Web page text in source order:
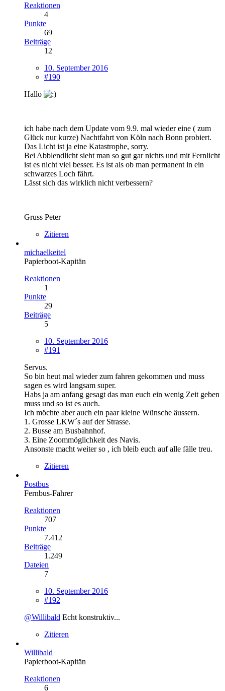
Reaktionen
4
Punkte
69
Beiträge
12
10. September 2016
#190
Hallo
ich habe nach dem Update vom 9.9. mal wieder eine ( zum
Glück nur kurze) Nachtfahrt von Köln nach Bonn probiert.
Das Licht ist ja eine Katastrophe, sorry.
Bei Abblendlicht sieht man so gut gar nichts und mit Fernlicht
ist es nicht viel besser. Es ist als ob man permanent in ein
schwarzes Loch fährt.
Lässt sich das wirklich nicht verbessern?
Gruss Peter
Zitieren
michaelkeitel
Papierboot-Kapitän
Reaktionen
1
Punkte
29
Beiträge
5
10. September 2016
#191
Servus.
So bin heut mal wieder zum fahren gekommen und muss
sagen es wird langsam super.
Habs ja am anfang gesagt das man euch ein wenig Zeit geben
muss und so ist es auch.
Ich möchte aber auch ein paar kleine Wünsche äussern.
1. Grosse LKW´s auf der Strasse.
2. Busse am Busbahnhof.
3. Eine Zoommöglichkeit des Navis.
Ansonste macht weiter so , ich bleib euch auf alle fälle treu.
Zitieren
Postbus
Fernbus-Fahrer
Reaktionen
707
Punkte
7.412
Beiträge
1.249
Dateien
7
10. September 2016
#192
@Willibald Echt konstruktiv...
Zitieren
Willibald
Papierboot-Kapitän
Reaktionen
6